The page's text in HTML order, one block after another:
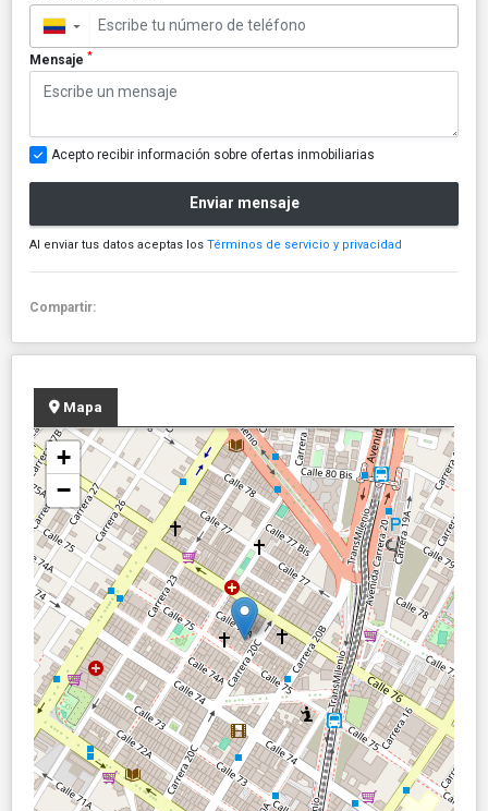
▼
Mensaje *
Acepto recibir información sobre ofertas inmobiliarias
Enviar mensaje
Al enviar tus datos aceptas los Términos de servicio y privacidad
Compartir:
Mapa
+
−